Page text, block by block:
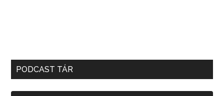
PODCAST TÁR